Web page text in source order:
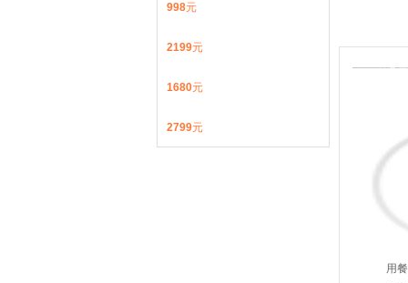
1
用餐
998元
2199元
1680元
2799元